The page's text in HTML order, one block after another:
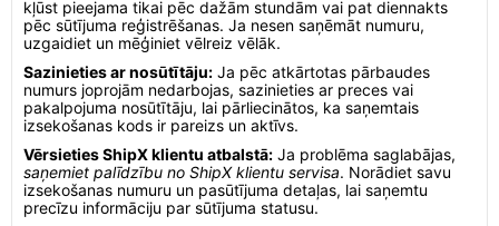
kļūst pieejama tikai pēc dažām stundām vai pat diennakts
pēc sūtījuma reģistrēšanas. Ja nesen saņēmāt numuru,
uzgaidiet un mēģiniet vēlreiz vēlāk.
Sazinieties ar nosūtītāju: Ja pēc atkārtotas pārbaudes
numurs joprojām nedarbojas, sazinieties ar preces vai
pakalpojuma nosūtītāju, lai pārliecinātos, ka saņemtais
izsekošanas kods ir pareizs un aktīvs.
Vērsieties ShipX klientu atbalstā: Ja problēma saglabājas,
saņemiet palīdzību no ShipX klientu servisa. Norādiet savu
izsekošanas numuru un pasūtījuma detaļas, lai saņemtu
precīzu informāciju par sūtījuma statusu.